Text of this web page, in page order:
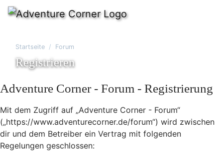
Startseite Forum
Registrieren
Adventure Corner - Forum - Registrierung
Mit dem Zugriff auf „Adventure Corner - Forum“
(„https://www.adventurecorner.de/forum“) wird zwischen
dir und dem Betreiber ein Vertrag mit folgenden
Regelungen geschlossen: